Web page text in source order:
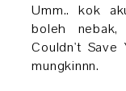
Umm.. kok
boleh
Couldn't Save
mungkinnn.